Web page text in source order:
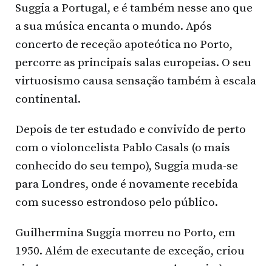
Suggia a Portugal, e é também nesse ano que
a sua música encanta o mundo. Após
concerto de receção apoteótica no Porto,
percorre as principais salas europeias. O seu
virtuosismo causa sensação também à escala
continental.
Depois de ter estudado e convivido de perto
com o violoncelista Pablo Casals (o mais
conhecido do seu tempo), Suggia muda-se
para Londres, onde é novamente recebida
com sucesso estrondoso pelo público.
Guilhermina Suggia morreu no Porto, em
1950. Além de executante de exceção, criou